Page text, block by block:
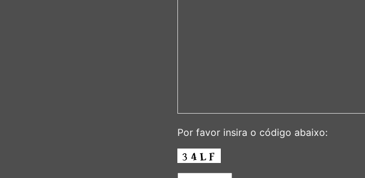
Por favor insira o código abaixo: